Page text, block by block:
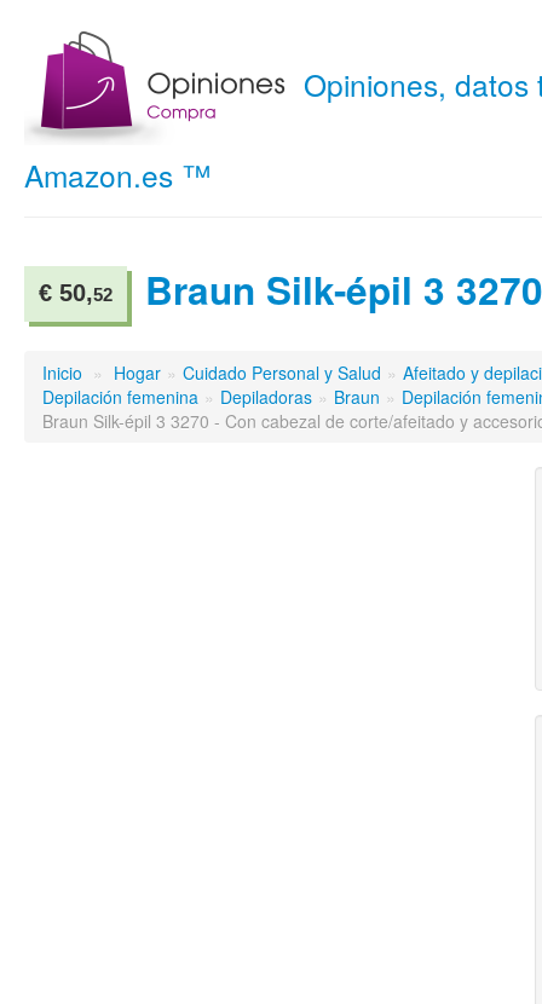
Opiniones,
Amazon.es ™
€ 50,52 Braun Silk-épil 3 3270
Inicio » Hogar » Cuidado Personal y Salud » Afeitado y
Depilación femenina » Depiladoras » Braun » Depilación
Braun Silk-épil 3 3270 - Con cabezal de corte/afeitado y